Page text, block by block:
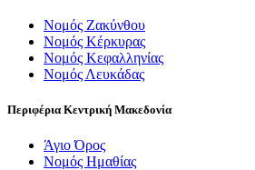
Νομός Ζακύνθου
Νομός Κέρκυρας
Νομός Κεφαλληνίας
Νομός Λευκάδας
Περιφέρια Κεντρική Μακεδονία
Άγιο Όρος
Νομός Ημαθίας